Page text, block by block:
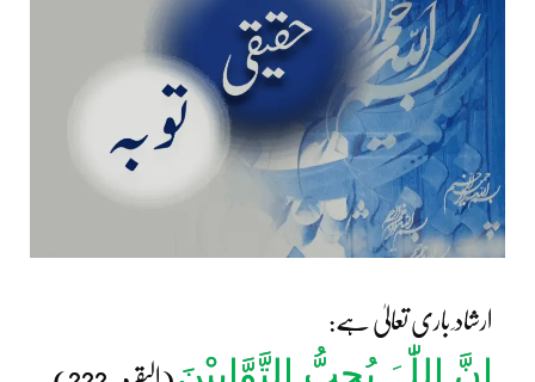
ارشاد ِ باری تعالیٰ ہے:
اِنَّ اللّٰہَ یُحِبُّ التَّوَّابِیْنَ (البقرہ۔222)